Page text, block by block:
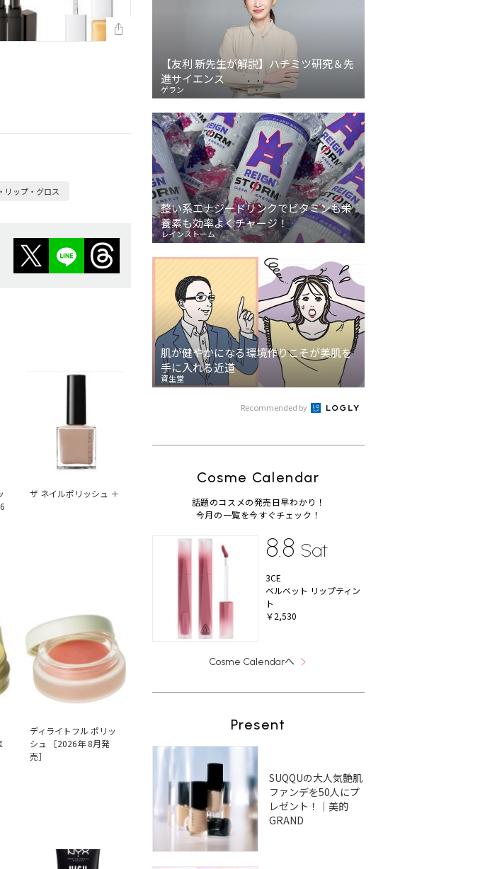
リップ・グロス
ザ ネイルポリッシュ ＋
ディライトフル ポリッ
シュ ［2026年 8月発
売］
【友利 新先生が解説】ハチミツ研究＆先
進サイエンス
ゲラン
整い系エナジードリンクでビタミンも栄
養素も効率よくチャージ！
レインストーム
肌が健やかになる環境作りこそが美肌を
手に入れる近道
資生堂
Recommended by
Cosme Calendar
話題のコスメの発売日早わかり！
今月の一覧を今すぐチェック！
8.8 Sat
3CE
ベルベット リップティン
ト
￥2,530
Cosme Calendarへ
Present
SUQQUの大人気艶肌
ファンデを50人にプ
レゼント！｜美的
GRAND